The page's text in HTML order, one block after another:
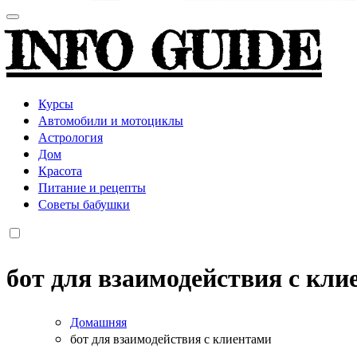
INFO GUIDE
Курсы
Автомобили и мотоциклы
Астрология
Дом
Красота
Питание и рецепты
Советы бабушки
бот для взаимодействия с
Домашняя
бот для взаимодействия с клиентами